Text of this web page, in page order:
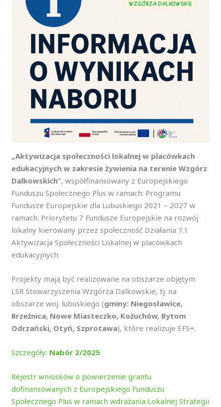
„Aktywizacja społeczności lokalnej w placówkach
edukacyjnych w zakresie żywienia na terenie Wzgórz
Dalkowskich”, współfinansowany z Europejskiego
Funduszu Społecznego Plus w ramach: Programu
Fundusze Europejskie dla Lubuskiego 2021 – 2027 w
ramach: Priorytetu 7 Fundusze Europejskie na rozwój
lokalny kierowany przez społeczność Działania 7.1
Aktywizacja Społeczności Lokalnej w placówkach
edukacyjnych.
Projekty mają być realizowane na obszarze objętym
LSR Stowarzyszenia Wzgórza Dalkowskie, tj. na
obszarze woj. lubuskiego (gminy: Niegosławice,
Brzeźnica, Nowe Miasteczko, Kożuchów, Bytom
Odrzański, Otyń, Szprotawa), które realizuje EFS+.
Szczegóły: Nabór 2/2025
Rejestr wniosków o powierzenie grantu
dofinansowanych z Europejskiego Funduszu
Społecznego Plus w ramach wdrażania Lokalnej Strategii